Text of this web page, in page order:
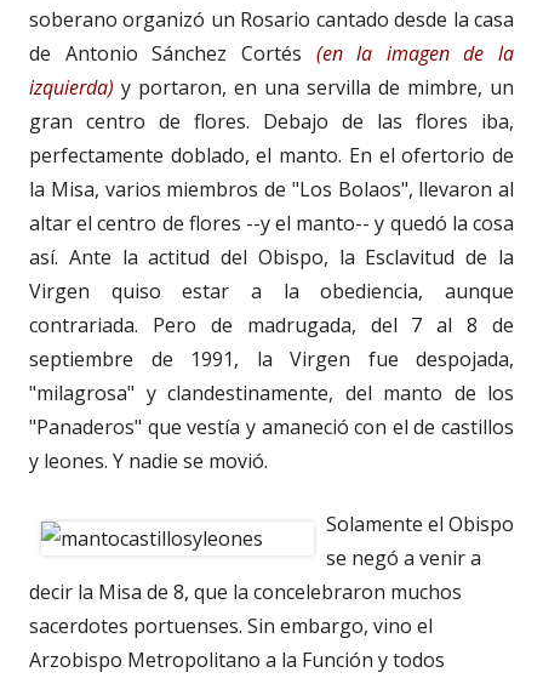
soberano organizó un Rosario cantado desde la casa
de Antonio Sánchez Cortés (en la imagen de la
izquierda) y portaron, en una servilla de mimbre, un
gran centro de flores. Debajo de las flores iba,
perfectamente doblado, el manto. En el ofertorio de
la Misa, varios miembros de "Los Bolaos", llevaron al
altar el centro de flores --y el manto-- y quedó la cosa
así. Ante la actitud del Obispo, la Esclavitud de la
Virgen quiso estar a la obediencia, aunque
contrariada. Pero de madrugada, del 7 al 8 de
septiembre de 1991, la Virgen fue despojada,
"milagrosa" y clandestinamente, del manto de los
"Panaderos" que vestía y amaneció con el de castillos
y leones. Y nadie se movió.
Solamente el Obispo
se negó a venir a
decir la Misa de 8, que la concelebraron muchos
sacerdotes portuenses. Sin embargo, vino el
Arzobispo Metropolitano a la Función y todos